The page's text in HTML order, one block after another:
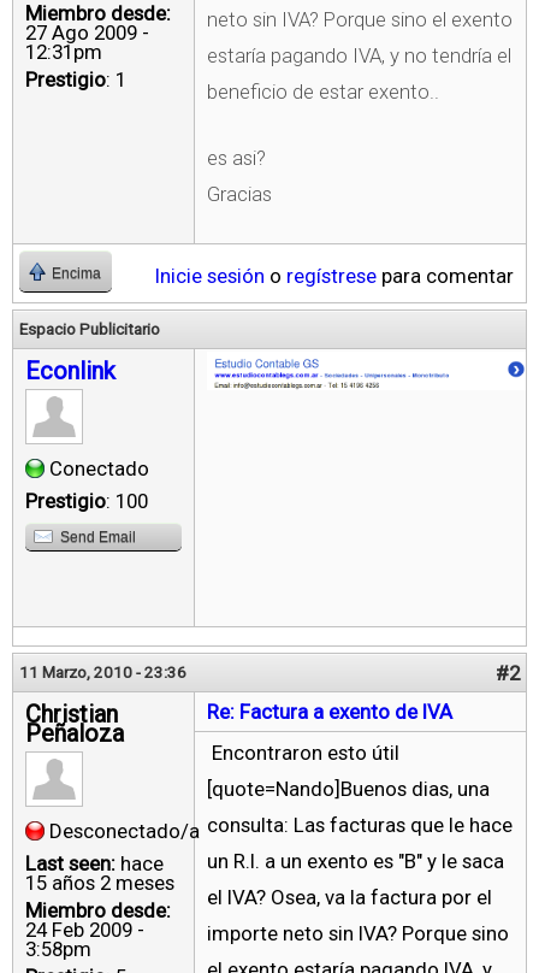
Miembro desde:
27 Ago 2009 -
12:31pm
Prestigio: 1
neto sin IVA? Porque sino el exento
estaría pagando IVA, y no tendría el
beneficio de estar exento..
es asi?
Gracias
Encima Inicie sesión o regístrese para comentar
Espacio Publicitario
Econlink
Conectado
Prestigio: 100
Send Email
11 Marzo, 2010 - 23:36 #2
Christian
Peñaloza
Desconectado/a
Last seen: hace
15 años 2 meses
Miembro desde:
24 Feb 2009 -
3:58pm
Re: Factura a exento de IVA
Encontraron esto útil
[quote=Nando]Buenos dias, una
consulta: Las facturas que le hace
un R.I. a un exento es "B" y le saca
el IVA? Osea, va la factura por el
importe neto sin IVA? Porque sino